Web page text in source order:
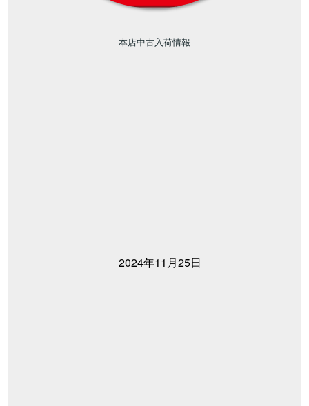
本店中古入荷情報
2024年11月25日